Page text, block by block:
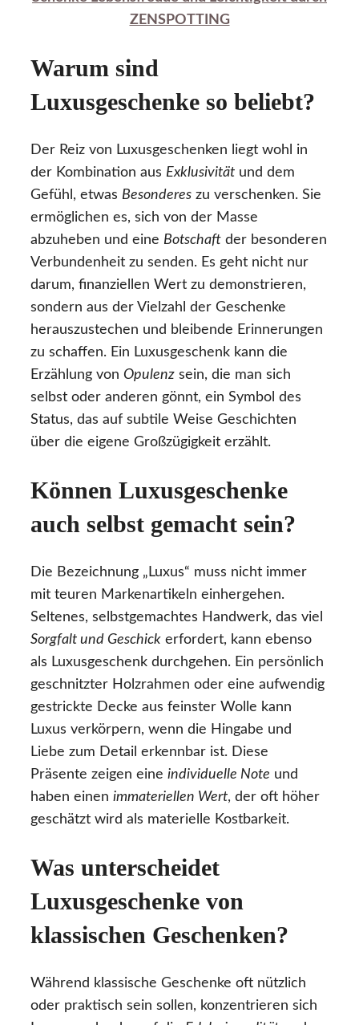
ZENSPOTTING
Warum sind
Luxusgeschenke so beliebt?
Der Reiz von Luxusgeschenken liegt wohl in
der Kombination aus Exklusivität und dem
Gefühl, etwas Besonderes zu verschenken. Sie
ermöglichen es, sich von der Masse
abzuheben und eine Botschaft der besonderen
Verbundenheit zu senden. Es geht nicht nur
darum, finanziellen Wert zu demonstrieren,
sondern aus der Vielzahl der Geschenke
herauszustechen und bleibende Erinnerungen
zu schaffen. Ein Luxusgeschenk kann die
Erzählung von Opulenz sein, die man sich
selbst oder anderen gönnt, ein Symbol des
Status, das auf subtile Weise Geschichten
über die eigene Großzügigkeit erzählt.
Können Luxusgeschenke
auch selbst gemacht sein?
Die Bezeichnung „Luxus“ muss nicht immer
mit teuren Markenartikeln einhergehen.
Seltenes, selbstgemachtes Handwerk, das viel
Sorgfalt und Geschick erfordert, kann ebenso
als Luxusgeschenk durchgehen. Ein persönlich
geschnitzter Holzrahmen oder eine aufwendig
gestrickte Decke aus feinster Wolle kann
Luxus verkörpern, wenn die Hingabe und
Liebe zum Detail erkennbar ist. Diese
Präsente zeigen eine individuelle Note und
haben einen immateriellen Wert, der oft höher
geschätzt wird als materielle Kostbarkeit.
Was unterscheidet
Luxusgeschenke von
klassischen Geschenken?
Während klassische Geschenke oft nützlich
oder praktisch sein sollen, konzentrieren sich